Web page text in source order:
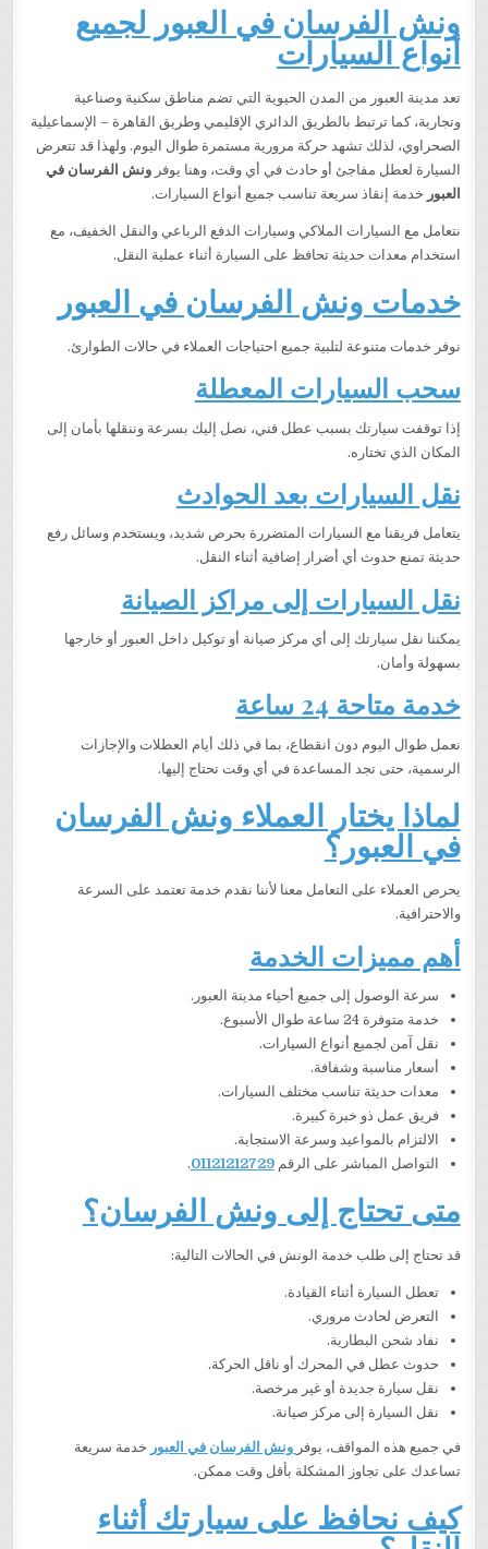
ونش الفرسان في العبور لجميع
أنواع السيارات
تعد مدينة العبور من المدن الحيوية التي تضم مناطق سكنية وصناعية
وتجارية، كما ترتبط بالطريق الدائري الإقليمي وطريق القاهرة – الإسماعيلية
الصحراوي، لذلك تشهد حركة مرورية مستمرة طوال اليوم. ولهذا قد تتعرض
السيارة لعطل مفاجئ أو حادث في أي وقت، وهنا يوفرونش الفرسان في
العبور خدمة إنقاذ سريعة تناسب جميع أنواع السيارات.
نتعامل مع السيارات الملاكي وسيارات الدفع الرباعي والنقل الخفيف، مع
استخدام معدات حديثة تحافظ على السيارة أثناء عملية النقل.
خدمات ونش الفرسان في العبور
نوفر خدمات متنوعة لتلبية جميع احتياجات العملاء في حالات الطوارئ.
سحب السيارات المعطلة
إذا توقفت سيارتك بسبب عطل فني، نصل إليك بسرعة وننقلها بأمان إلى
المكان الذي تختاره.
نقل السيارات بعد الحوادث
يتعامل فريقنا مع السيارات المتضررة بحرص شديد، ويستخدم وسائل رفع
حديثة تمنع حدوث أي أضرار إضافية أثناء النقل.
نقل السيارات إلى مراكز الصيانة
يمكننا نقل سيارتك إلى أي مركز صيانة أو توكيل داخل العبور أو خارجها
بسهولة وأمان.
خدمة متاحة 24 ساعة
نعمل طوال اليوم دون انقطاع، بما في ذلك أيام العطلات والإجازات
الرسمية، حتى تجد المساعدة في أي وقت تحتاج إليها.
لماذا يختار العملاء ونش الفرسان
في العبور؟
يحرص العملاء على التعامل معنا لأننا نقدم خدمة تعتمد على السرعة
والاحترافية.
أهم مميزات الخدمة
سرعة الوصول إلى جميع أحياء مدينة العبور.
خدمة متوفرة 24 ساعة طوال الأسبوع.
نقل آمن لجميع أنواع السيارات.
أسعار مناسبة وشفافة.
معدات حديثة تناسب مختلف السيارات.
فريق عمل ذو خبرة كبيرة.
الالتزام بالمواعيد وسرعة الاستجابة.
التواصل المباشر على الرقم01121212729
.
متى تحتاج إلى ونش الفرسان؟
قد تحتاج إلى طلب خدمة الونش في الحالات التالية:
تعطل السيارة أثناء القيادة.
التعرض لحادث مروري.
نفاد شحن البطارية.
حدوث عطل في المحرك أو ناقل الحركة.
نقل سيارة جديدة أو غير مرخصة.
نقل السيارة إلى مركز صيانة.
في جميع هذه المواقف، يوفر ونش الفرسان في العبور خدمة سريعة
تساعدك على تجاوز المشكلة بأقل وقت ممكن.
كيف نحافظ على سيارتك أثناء